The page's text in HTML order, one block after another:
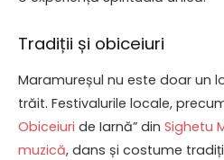
Tradiții și obiceiuri
Maramureșul nu este doar un
trăit. Festivalurile locale,
Obiceiuri de Iarnă” din Sighetu
muzică, dans și costume